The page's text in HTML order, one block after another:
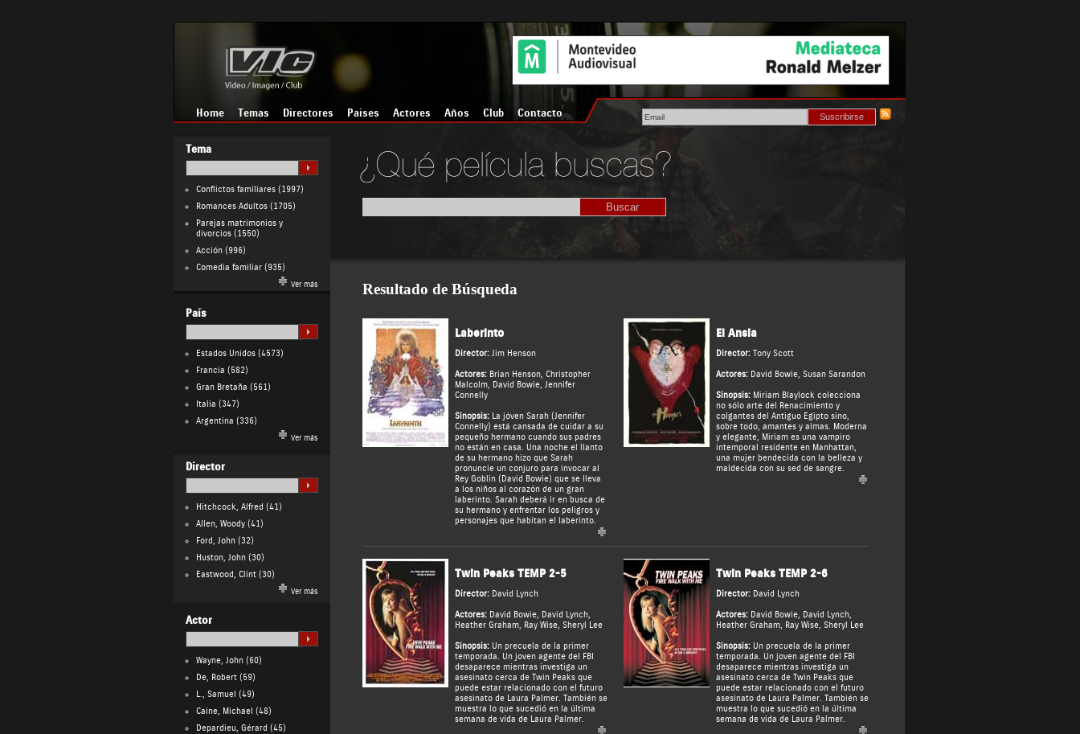
Home Temas Directores Países Actores Años Club Contacto
Tema
Conflictos familiares(1997)
Romances Adultos(1705)
Parejas matrimonios y
divorcios(1550)
Acción(996)
Comedia familiar(935)
Ver más
País
Estados Unidos(4573)
Francia (582)
Gran Bretaña (561)
Italia (347)
Argentina (336)
Ver más
Director
Hitchcock, Alfred (41)
Allen, Woody(41)
Ford, John(32)
Huston, John(30)
Eastwood, Clint(30)
Ver más
Actor
Wayne, John(60)
De, Robert(59)
L., Samuel (49)
Caine, Michael (48)
Depardieu, Gérard (45)
Resultado de Búsqueda
Laberinto
Director: Jim Henson
Actores: Brian Henson, Christopher
Malcolm, David Bowie, Jennifer
Connelly
Sinopsis:La jóven Sarah (Jennifer
Connelly) está cansada de cuidar a su
pequeño hermano cuando sus padres
no están en casa. Una noche el llanto
de su hermano hizo que Sarah
pronuncie un conjuro para invocar al
Rey Goblin (David Bowie) que se lleva
a los niños al corazón de un gran
laberinto. Sarah deberá ir en busca de
su hermano y enfrentar los peligros y
personajes que habitan el laberinto.
El Ansia
Director: Tony Scott
Actores: David Bowie, Susan Sarandon
Sinopsis:Miriam Blaylock colecciona
no sólo arte del Renacimiento y
colgantes del Antiguo Egipto sino,
sobre todo, amantes y almas. Moderna
y elegante, Miriam es una vampiro
intemporal residente en Manhattan,
una mujer bendecida con la belleza y
maldecida con su sed de sangre.
Twin Peaks TEMP 2-5
Director: David Lynch
Actores: David Bowie, David Lynch,
Heather Graham, Ray Wise, Sheryl Lee
Sinopsis:Un precuela de la primer
temporada. Un joven agente del FBI
desaparece mientras investiga un
asesinato cerca de Twin Peaks que
puede estar relacionado con el futuro
asesinato de Laura Palmer. También se
muestra lo que sucedió en la última
semana de vida de Laura Palmer.
Twin Peaks TEMP 2-6
Director: David Lynch
Actores: David Bowie, David Lynch,
Heather Graham, Ray Wise, Sheryl Lee
Sinopsis:Un precuela de la primer
temporada. Un joven agente del FBI
desaparece mientras investiga un
asesinato cerca de Twin Peaks que
puede estar relacionado con el futuro
asesinato de Laura Palmer. También se
muestra lo que sucedió en la última
semana de vida de Laura Palmer.